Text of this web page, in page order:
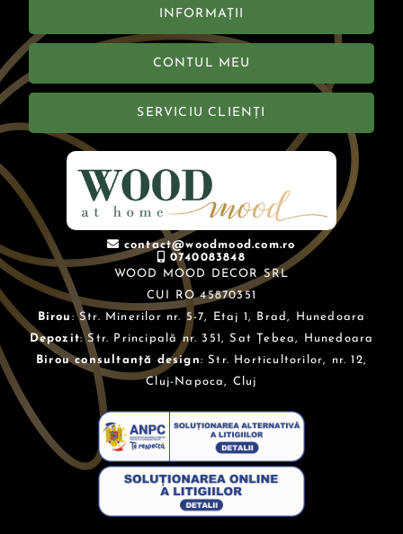
INFORMAȚII
CONTUL MEU
SERVICIU CLIENȚI
contact@woodmood.com.ro
0740083848
WOOD MOOD DECOR SRL
CUI RO 45870351
Birou : Str. Minerilor nr. 5-7, Etaj 1, Brad, Hunedoara
Depozit: Str. Principală nr. 351, Sat Țebea, Hunedoara
Birou consultanță design: Str. Horticultorilor, nr. 12,
Cluj-Napoca, Cluj